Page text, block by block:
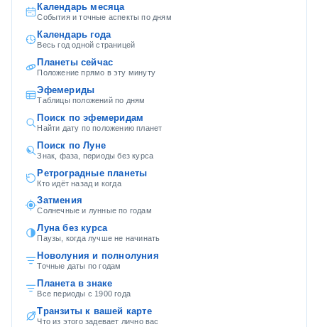
Календарь месяца
События и точные аспекты по дням
Календарь года
Весь год одной страницей
Планеты сейчас
Положение прямо в эту минуту
Эфемериды
Таблицы положений по дням
Поиск по эфемеридам
Найти дату по положению планет
Поиск по Луне
Знак, фаза, периоды без курса
Ретроградные планеты
Кто идёт назад и когда
Затмения
Солнечные и лунные по годам
Луна без курса
Паузы, когда лучше не начинать
Новолуния и полнолуния
Точные даты по годам
Планета в знаке
Все периоды с 1900 года
Транзиты к вашей карте
Что из этого задевает лично вас